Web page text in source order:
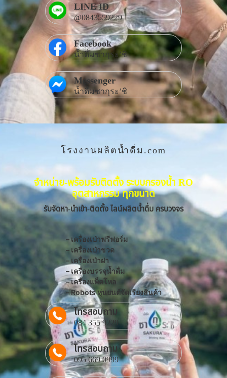
LINE ID
@0843559229
Facebook
น้ำดื่มซากุระ’ชิ
Messenger
น้ำดื่มซากุระ’ชิ
โรงงานผลิตน้ำดื่ม.com
จำหน่าย-พร้อมรับติดตั้ง ระบบกรองน้ำ RO
อุตสาหกรรม ทุกขนาด
รับจัดหา-นำเข้า-ติดตั้ง ไลน์ผลิตน้ำดื่ม ครบวงจร
– เครื่องเป่าฟรีฟอร์ม
– เครื่องเป่าขวด
– เครื่องเป่าฝา
– เครื่องบรรจุน้ำดื่ม
– เครื่องแพ็คโหล
– Robots หุ่นยนต์จัดเรียงสินค้า
โทรสอบถาม
084 355 9229
โทรสอบถาม
095 669 0999